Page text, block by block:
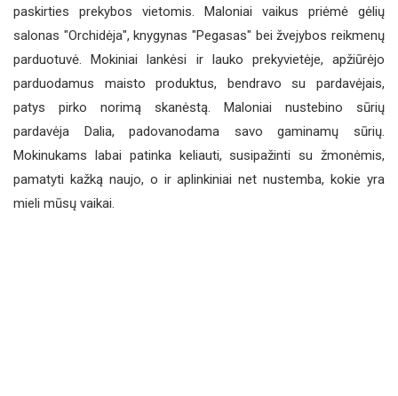
paskirties prekybos vietomis. Maloniai vaikus priėmė gėlių
salonas "Orchidėja", knygynas "Pegasas" bei žvejybos reikmenų
parduotuvė. Mokiniai lankėsi ir lauko prekyvietėje, apžiūrėjo
parduodamus maisto produktus, bendravo su pardavėjais,
patys pirko norimą skanėstą. Maloniai nustebino sūrių
pardavėja Dalia, padovanodama savo gaminamų sūrių.
Mokinukams labai patinka keliauti, susipažinti su žmonėmis,
pamatyti kažką naujo, o ir aplinkiniai net nustemba, kokie yra
mieli mūsų vaikai.